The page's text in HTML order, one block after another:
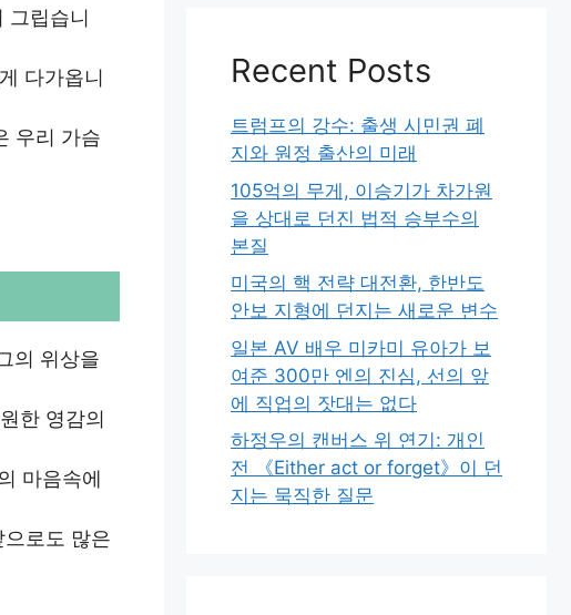
그립습니
다가옵니
우리 가슴
의 위상을
한 영감의
마음속에
로도 많은
Recent Posts
트럼프의 강수: 출생 시민권 폐
지와 원정 출산의 미래
105억의 무게, 이승기가 차가원
을 상대로 던진 법적 승부수의
본질
미국의 핵 전략 대전환, 한반도
안보 지형에 던지는 새로운 변수
일본 AV 배우 미카미 유아가 보
여준 300만 엔의 진심, 선의 앞
에 직업의 잣대는 없다
하정우의 캔버스 위 연기: 개인
전 《Either act or forget》이 던
지는 묵직한 질문